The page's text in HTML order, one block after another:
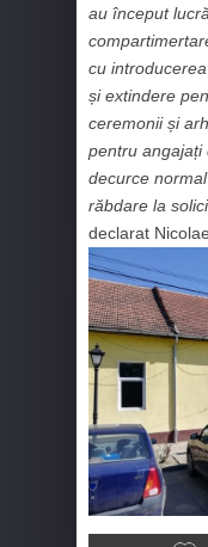
au început
cu
și extindere
ceremonii și
pentru angajați
decurce
răbdare la
declarat